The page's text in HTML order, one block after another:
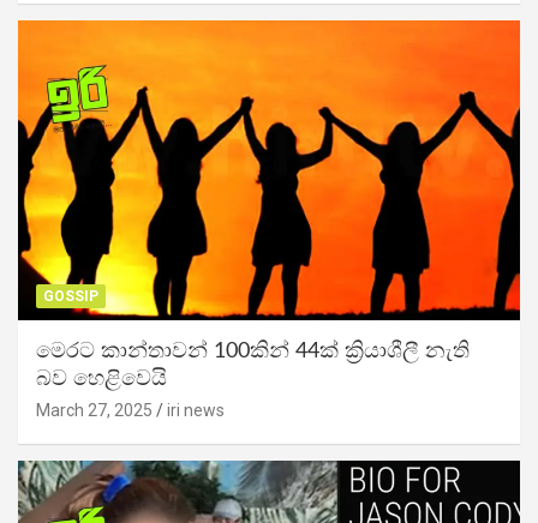
GOSSIP
මෙරට කාන්තාවන් 100කින් 44ක් ක්‍රියාශීලී නැති
බව හෙළිවෙයි
March 27, 2025 iri news